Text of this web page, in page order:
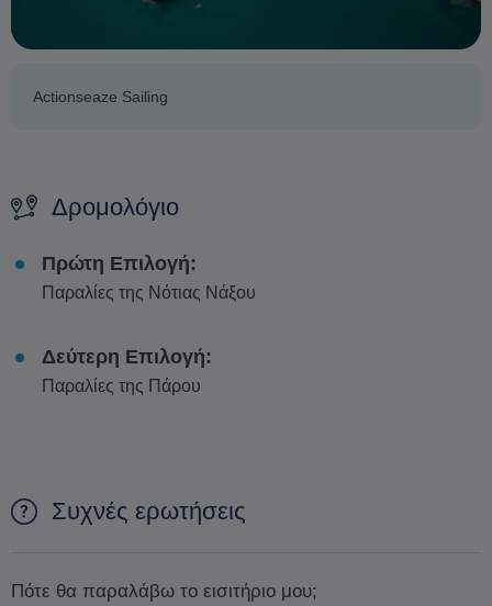
Actionseaze Sailing
Δρομολόγιο
Πρώτη Επιλογή:
Παραλίες της Νότιας Νάξου
Δεύτερη Επιλογή:
Παραλίες της Πάρου
Συχνές ερωτήσεις
Πότε θα παραλάβω το εισιτήριο μου;